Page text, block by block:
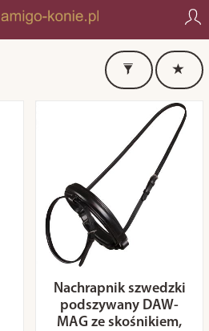
Nachrapnik szwedzki
podszywany DAW-
MAG ze skośnikiem,